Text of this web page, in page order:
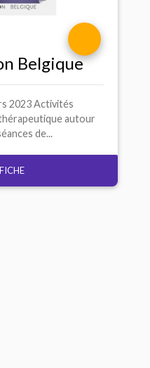
Belgique
2023 Activités
autour
de...